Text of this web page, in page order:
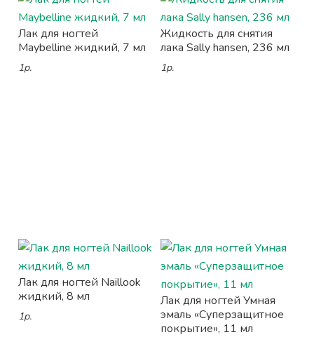
Лак для ногтей
Maybelline жидкий, 7 мл
1р.
Жидкость для снятия
лака Sally hansen, 236 мл
1р.
Лак для ногтей Naillook
жидкий, 8 мл
1р.
Лак для ногтей Умная
эмаль «Суперзащитное
покрытие», 11 мл